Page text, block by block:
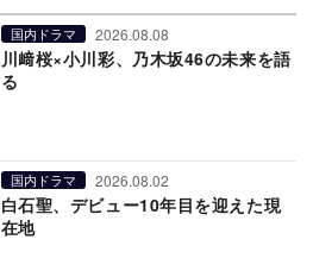
国内ドラマ 2026.08.08
川﨑桜×小川彩、乃木坂46の未来を語
る
国内ドラマ 2026.08.02
白石聖、デビュー10年目を迎えた現
在地